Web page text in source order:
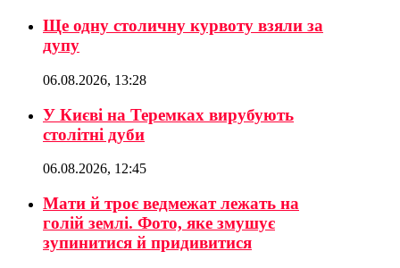
Ще одну столичну курвоту взяли за
дупу
06.08.2026, 13:28
У Києві на Теремках вирубують
столітні дуби
06.08.2026, 12:45
Мати й троє ведмежат лежать на
голій землі. Фото, яке змушує
зупинитися й придивитися